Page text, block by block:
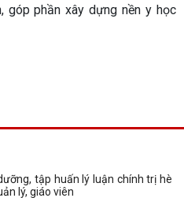
góp phần xây dựng nền y học
tập huấn lý luận chính trị hè
lý, giáo viên